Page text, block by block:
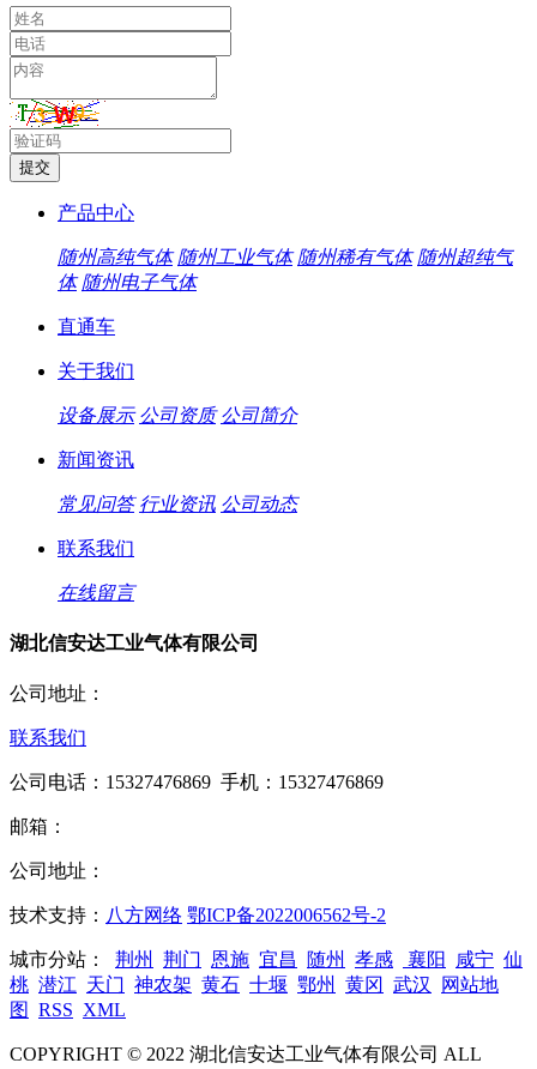
产品中心
随州高纯气体 随州工业气体 随州稀有气体 随州超纯气
体 随州电子气体
直通车
关于我们
设备展示 公司资质 公司简介
新闻资讯
常见问答 行业资讯 公司动态
联系我们
在线留言
湖北信安达工业气体有限公司
公司地址：
联系我们
公司电话：15327476869 手机：15327476869
邮箱：
公司地址：
技术支持： 八方网络 鄂ICP备2022006562号-2
城市分站： 荆州 荆门 恩施 宜昌 随州 孝感 襄阳 咸宁 仙
桃 潜江 天门 神农架 黄石 十堰 鄂州 黄冈 武汉
网站地
图 RSS XML
COPYRIGHT © 2022 湖北信安达工业气体有限公司 ALL